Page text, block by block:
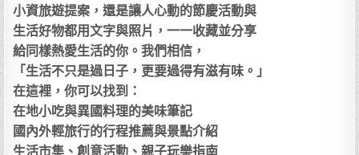
小資旅遊提案，還是讓人心動的節慶活動與
生活好物都用文字與照片，一一收藏並分享
給同樣熱愛生活的你。我們相信，
「生活不只是過日子，更要過得有滋有味。」
在這裡，你可以找到：
在地小吃與異國料理的美味筆記
國內外輕旅行的行程推薦與景點介紹
生活市集、創意活動、親子玩樂指南